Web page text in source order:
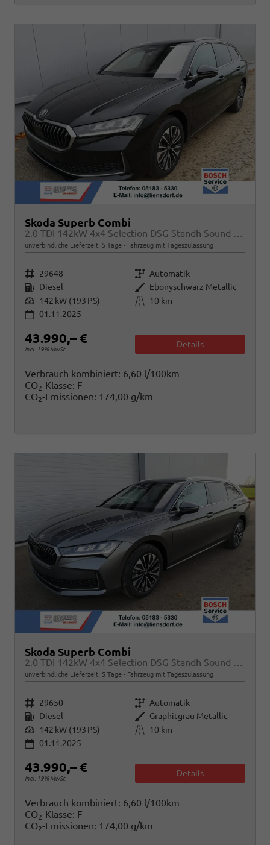
Skoda Superb Combi
2.0 TDI 142kW 4x4 Selection DSG Standh Sound AHK 360 Head Up Pano
unverbindliche Lieferzeit: 5 Tage Fahrzeug mit Tageszulassung
Fahrzeugnr. 29648 Getriebe Automatik
Kraftstoff Diesel Außenfarbe Ebonyschwarz Metallic
Leistung 142 kW (193 PS) Kilometerstand
10 km
01.11.2025
43.990,– €
incl. 19% MwSt.
Details
Verbrauch kombiniert: 6,60 l/100km
CO2-Klasse: F
CO2-Emissionen: 174,00 g/km
Skoda Superb Combi
2.0 TDI 142kW 4x4 Selection DSG Standh Sound AHK 360 Head Up Pano
unverbindliche Lieferzeit: 5 Tage Fahrzeug mit Tageszulassung
Fahrzeugnr. 29650 Getriebe Automatik
Kraftstoff Diesel Außenfarbe Graphitgrau Metallic
Leistung 142 kW (193 PS) Kilometerstand
10 km
01.11.2025
43.990,– €
incl. 19% MwSt.
Details
Verbrauch kombiniert: 6,60 l/100km
CO2-Klasse: F
CO2-Emissionen: 174,00 g/km